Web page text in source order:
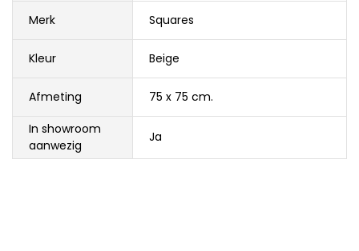
Merk Squares
Kleur Beige
Afmeting
75 x 75 cm.
In showroom
aanwezig
Ja